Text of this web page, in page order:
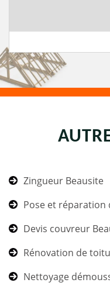
Zingueur Beausite
Pose et réparation
Devis couvreur
Rénovation de
Nettoyage